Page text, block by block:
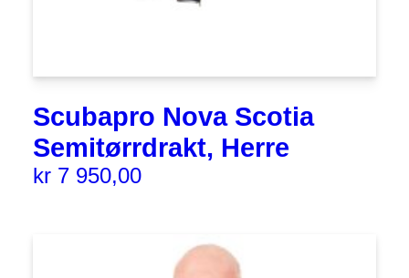
Scubapro Nova Scotia
Semitørrdrakt, Herre
kr 7 950,00